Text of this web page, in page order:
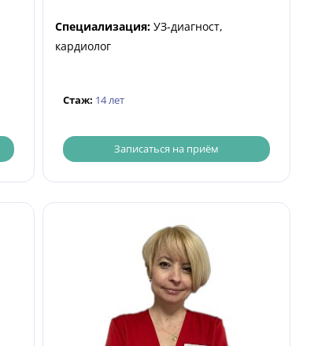
Специализация: УЗ-диагност,
кардиолог
Стаж: 14 лет
Записаться на приём